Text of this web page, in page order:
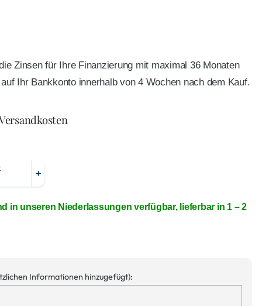
Zinsen für Ihre Finanzierung mit maximal 36 Monaten
Ihr Bankkonto innerhalb von 4 Wochen nach dem Kauf.
in unseren Niederlassungen verfügbar, lieferbar in 1 – 2
Informationen hinzugefügt):